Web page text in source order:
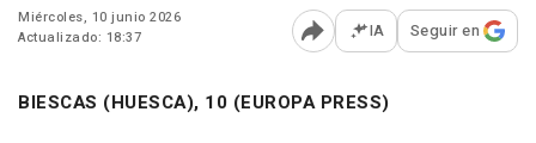
Miércoles, 10 junio 2026
Actualizado: 18:37
Abrir opciones para
IA Seguir en
BIESCAS (HUESCA), 10 (EUROPA PRESS)